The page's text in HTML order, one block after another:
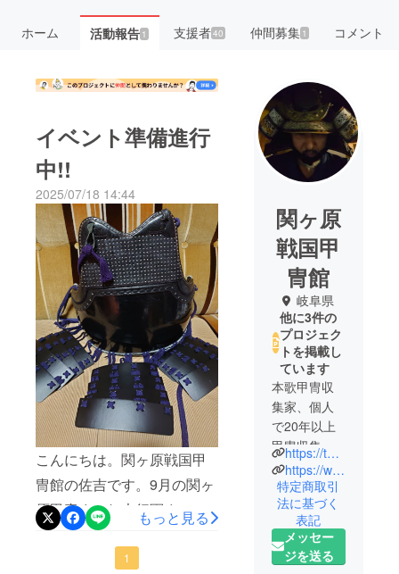
ホーム 活動報告1 支援者40 仲間募集 1 コメント
イベント準備進行
中!!
2025/07/18 14:44
こんにちは。関ヶ原戦国甲
冑館の佐吉です。9月の関ヶ
原甲冑まみれ大行軍まで開
催まで2ヶ月を切りました。
クラウドファンディングの
もっと見る
1
関ヶ原
戦国甲
冑館
岐阜県
他に3件の
プロジェク
トを掲載し
ています
本歌甲冑収
集家、個人
で20年以上
甲冑収集を
行い2022年
に関ケ原へ
移住。のち
に本物甲冑
の私設博物
館を古民家
https://twitter.com/@sekigahara_1600
https://www.instagram.com/samurai_armor_museum?igsh=ZGkxb3F6aXZpZmRv
特定商取引
法に基づく
表記
メッセー
ジを送る